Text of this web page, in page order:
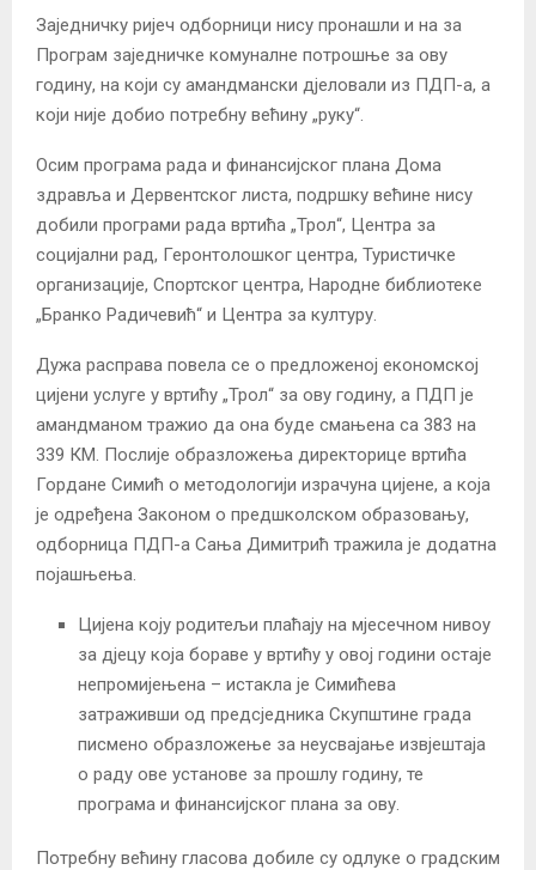
Заједничку ријеч одборници нису пронашли и на за
Програм заједничке комуналне потрошње за ову
годину, на који су амандмански дјеловали из ПДП-а, а
који није добио потребну већину „руку“.
Осим програма рада и финансијског плана Дома
здравља и Дервентског листа, подршку већине нису
добили програми рада вртића „Трол“, Центра за
социјални рад, Геронтолошког центра, Туристичке
организације, Спортског центра, Народне библиотеке
„Бранко Радичевић“ и Центра за културу.
Дужа расправа повела се о предложеној економској
цијени услуге у вртићу „Трол“ за ову годину, а ПДП је
амандманом тражио да она буде смањена са 383 на
339 КМ. Послије образложења директорице вртића
Гордане Симић о методологији израчуна цијене, а која
је одређена Законом о предшколском образовању,
одборница ПДП-а Сања Димитрић тражила је додатна
појашњења.
Цијена коју родитељи плаћају на мјесечном нивоу
за дјецу која бораве у вртићу у овој години остаје
непромијењена – истакла је Симићева
затраживши од предсједника Скупштине града
писмено образложење за неусвајање извјештаја
о раду ове установе за прошлу годину, те
програма и финансијског плана за ову.
Потребну већину гласова добиле су одлуке о градским